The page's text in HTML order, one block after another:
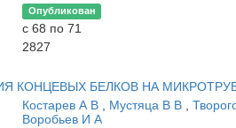
Опубликован
с 68 по 71
2827
КОНЦЕВЫХ БЕЛКОВ НА
Костарев А В , Мустяца В В ,
Воробьев И А